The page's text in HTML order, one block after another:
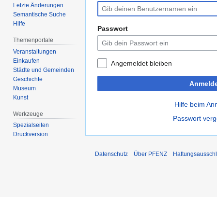
Navigation
springen
Suche
springen
Passwort
Angemeldet bleiben
Hilfe beim
Passwort
Letzte Änderungen
Semantische Suche
Hilfe
Themenportale
Veranstaltungen
Einkaufen
Städte und Gemeinden
Geschichte
Museum
Kunst
Werkzeuge
Spezialseiten
Druckversion
Datenschutz Über PFENZ